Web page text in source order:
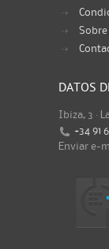
DATOS
Ibiza, 3 ·
+34 91
Enviar e-